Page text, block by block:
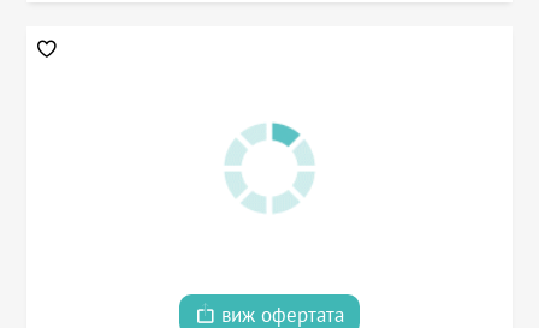
виж офертата